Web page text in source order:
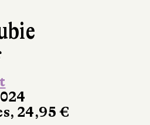
24,95 €